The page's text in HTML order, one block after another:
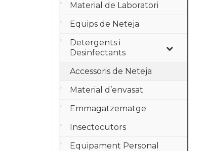
Material de Laboratori
Equips de Neteja
Detergents i
Desinfectants
Accessoris de Neteja
Material d’envasat
Emmagatzematge
Insectocutors
Equipament Personal